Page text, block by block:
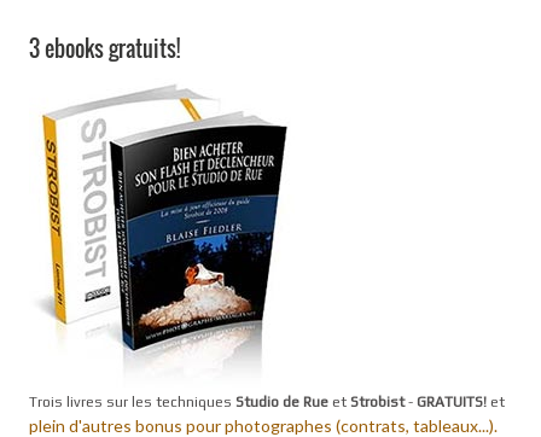
3 ebooks gratuits!
Trois livres sur les techniques Studio de Rue et Strobist- GRATUITS! et
plein d'autres bonus pour photographes (contrats, tableaux...).